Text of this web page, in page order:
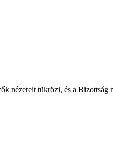
nézeteit tükrözi, és a Bizottság